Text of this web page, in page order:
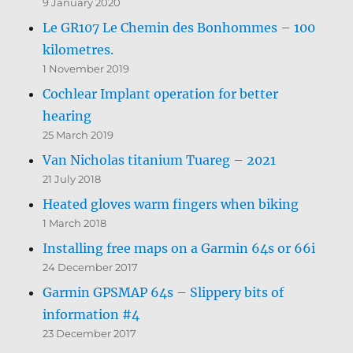
Le GR107 Le Chemin des Bonhommes – 100
kilometres.
1 November 2019
Cochlear Implant operation for better
hearing
25 March 2019
Van Nicholas titanium Tuareg – 2021
21 July 2018
Heated gloves warm fingers when biking
1 March 2018
Installing free maps on a Garmin 64s or 66i
24 December 2017
Garmin GPSMAP 64s – Slippery bits of
information #4
23 December 2017